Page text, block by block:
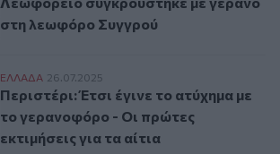
στη λεωφόρο Συγγρού
Περιστέρι: Έτσι έγινε το ατύχημα με το
ΕΛΛAΔΑ 26.07.2025
Περιστέρι: Έτσι έγινε το ατύχημα με
το γερανοφόρο - Οι πρώτες
εκτιμήσεις για τα αίτια